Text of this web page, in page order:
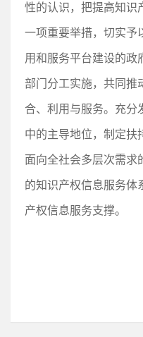
性的认识，把提高知识
一项重要举措，切实予
用和服务平台建设的政
部门分工实施，共同推
合、利用与服务。充分
中的主导地位，制定扶
面向全社会多层次需求
的知识产权信息服务体
产权信息服务支撑。